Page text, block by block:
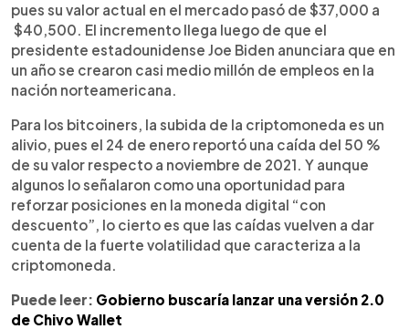
pues su valor actual en el mercado pasó de $37,000 a
$40,500. El incremento llega luego de que el
presidente estadounidense Joe Biden anunciara que en
un año se crearon casi medio millón de empleos en la
nación norteamericana.
Para los bitcoiners, la subida de la criptomoneda es un
alivio, pues el 24 de enero reportó una caída del 50 %
de su valor respecto a noviembre de 2021. Y aunque
algunos lo señalaron como una oportunidad para
reforzar posiciones en la moneda digital “con
descuento”, lo cierto es que las caídas vuelven a dar
cuenta de la fuerte volatilidad que caracteriza a la
criptomoneda.
Puede leer: Gobierno buscaría lanzar una versión 2.0
de Chivo Wallet